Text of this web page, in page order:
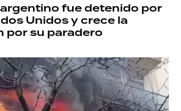
fue detenido por
Unidos y crece la
por su paradero